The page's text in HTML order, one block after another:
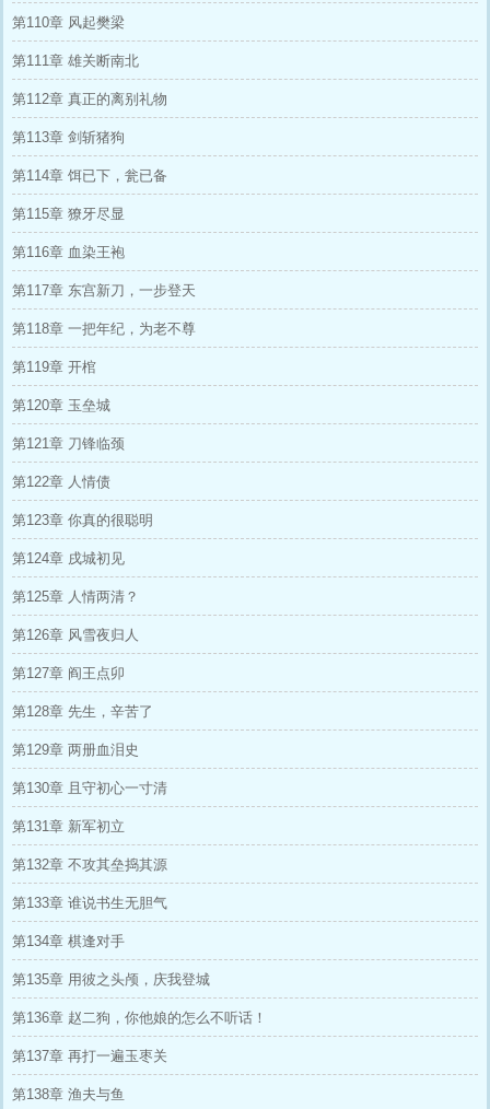
第110章 风起樊梁
第111章 雄关断南北
第112章 真正的离别礼物
第113章 剑斩猪狗
第114章 饵已下，瓮已备
第115章 獠牙尽显
第116章 血染王袍
第117章 东宫新刀，一步登天
第118章 一把年纪，为老不尊
第119章 开棺
第120章 玉垒城
第121章 刀锋临颈
第122章 人情债
第123章 你真的很聪明
第124章 戌城初见
第125章 人情两清？
第126章 风雪夜归人
第127章 阎王点卯
第128章 先生，辛苦了
第129章 两册血泪史
第130章 且守初心一寸清
第131章 新军初立
第132章 不攻其垒捣其源
第133章 谁说书生无胆气
第134章 棋逢对手
第135章 用彼之头颅，庆我登城
第136章 赵二狗，你他娘的怎么不听话！
第137章 再打一遍玉枣关
第138章 渔夫与鱼